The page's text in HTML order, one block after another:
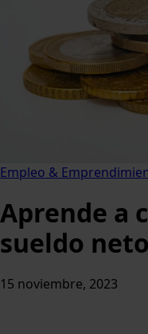
Empleo &
Aprende a
sueldo neto
15 noviembre, 2023